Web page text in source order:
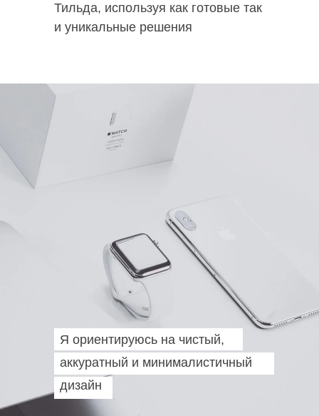
Тильда, используя как готовые так
и уникальные решения
Я ориентируюсь на чистый,
аккуратный и минималистичный
дизайн